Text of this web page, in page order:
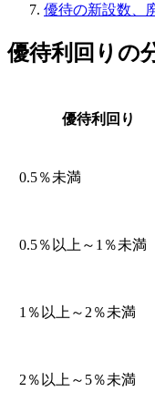
優待の新設数、
優待利回りの
優待利回り
0.5％未満
0.5％以上～1％未満
1％以上～2％未満
2％以上～5％未満